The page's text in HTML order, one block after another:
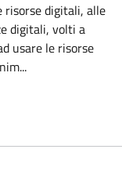
risorse digitali, alle
digitali, volti a
usare le risorse